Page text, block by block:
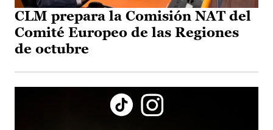
CLM prepara la Comisión NAT del
Comité Europeo de las Regiones
de octubre